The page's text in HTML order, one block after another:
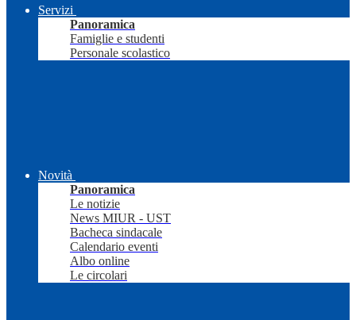
Servizi
Panoramica
Famiglie e studenti
Personale scolastico
Novità
Panoramica
Le notizie
News MIUR - UST
Bacheca sindacale
Calendario eventi
Albo online
Le circolari